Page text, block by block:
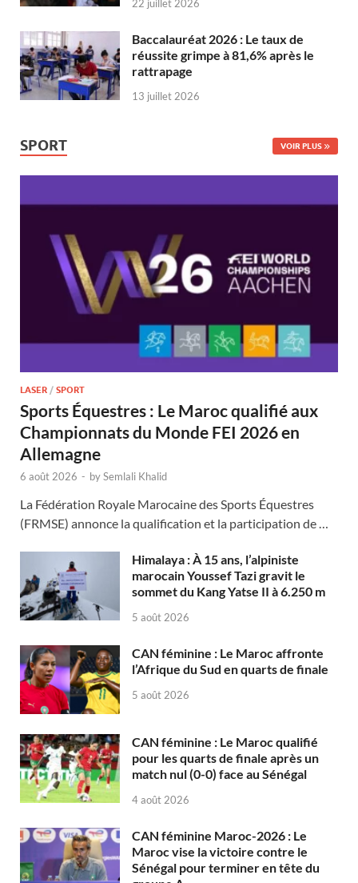
22 juillet 2026
Baccalauréat 2026 : Le taux de
réussite grimpe à 81,6% après le
rattrapage
13 juillet 2026
SPORT VOIR PLUS
LASER / SPORT
Sports Équestres : Le Maroc qualifié aux
Championnats du Monde FEI 2026 en
Allemagne
6 août 2026 - bySemlali Khalid
La Fédération Royale Marocaine des Sports Équestres
(FRMSE) annonce la qualification et la participation de …
Himalaya : À 15 ans, l’alpiniste
marocain Youssef Tazi gravit le
sommet du Kang Yatse II à 6.250 m
5 août 2026
CAN féminine : Le Maroc affronte
l’Afrique du Sud en quarts de finale
5 août 2026
CAN féminine : Le Maroc qualifié
pour les quarts de finale après un
match nul (0-0) face au Sénégal
4 août 2026
CAN féminine Maroc-2026 : Le
Maroc vise la victoire contre le
Sénégal pour terminer en tête du